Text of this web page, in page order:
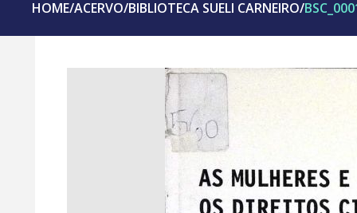
HOME/ACERVO/BIBLIOTECA SUELI CARNEIRO/